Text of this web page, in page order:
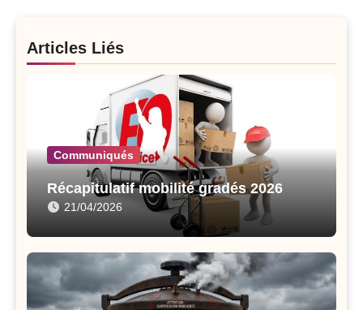
Articles Liés
Communiqués
Récapitulatif mobilité gradés 2026
21/04/2026